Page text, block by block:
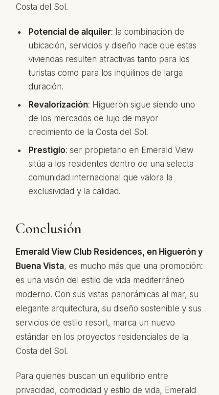
Costa del Sol.
Potencial de alquiler: la combinación de
ubicación, servicios y diseño hace que estas
viviendas resulten atractivas tanto para los
turistas como para los inquilinos de larga
duración.
Revalorización: Higuerón sigue siendo uno
de los mercados de lujo de mayor
crecimiento de la Costa del Sol.
Prestigio: ser propietario en Emerald View
sitúa a los residentes dentro de una selecta
comunidad internacional que valora la
exclusividad y la calidad.
Conclusión
Emerald View Club Residences, en Higuerón y
Buena Vista, es mucho más que una promoción:
es una visión del estilo de vida mediterráneo
moderno. Con sus vistas panorámicas al mar, su
elegante arquitectura, su diseño sostenible y sus
servicios de estilo resort, marca un nuevo
estándar en los proyectos residenciales de la
Costa del Sol.
Para quienes buscan un equilibrio entre
privacidad, comodidad y estilo de vida, Emerald